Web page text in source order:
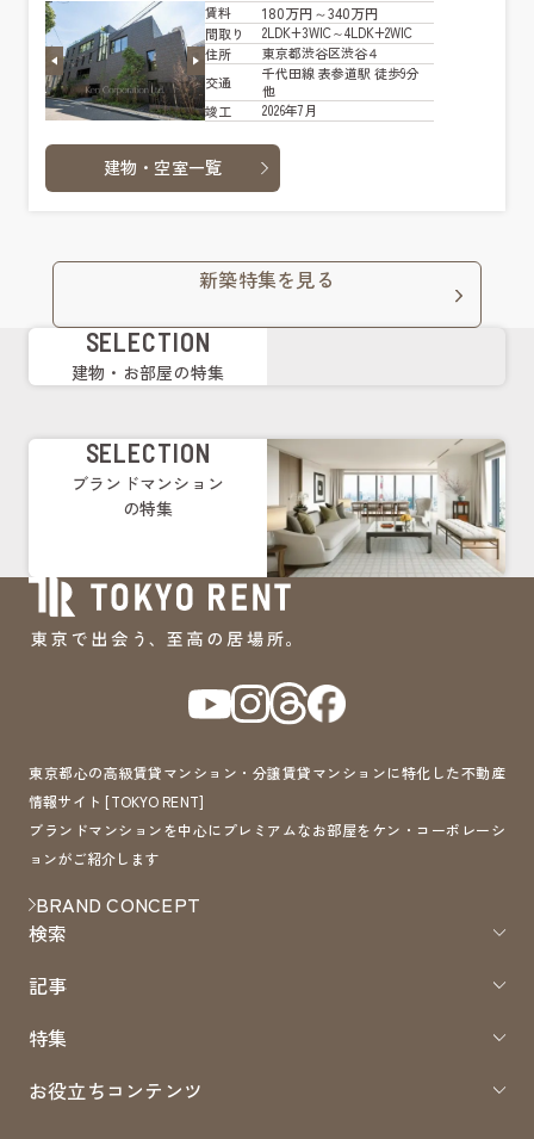
賃料 180万円～340万円
間取り
2LDK+3WIC～4LDK+2WIC
住所
東京都渋谷区渋谷４
交通
千代田線 表参道駅 徒歩9分
他
竣工
2026年7月
建物・空室一覧
新築特集を見る
SELECTION
建物・お部屋の特集
SELECTION
ブランドマンション
の特集
東京都心の高級賃貸マンション・分譲賃貸マンションに特化した不動産
情報サイト [TOKYO RENT]
ブランドマンションを中心にプレミアムなお部屋をケン・コーポレーシ
ョンがご紹介します
BRAND CONCEPT
検索
記事
特集
お役立ちコンテンツ